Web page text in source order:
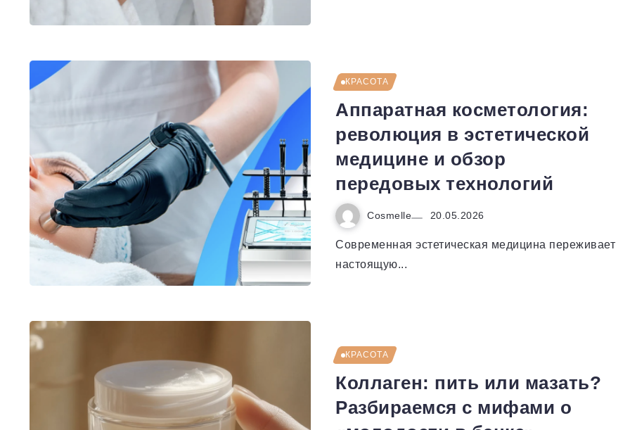
КРАСОТА
Аппаратная косметология:
революция в эстетической
медицине и обзор
передовых технологий
Cosmelle 20.05.2026
Современная эстетическая медицина переживает
настоящую...
КРАСОТА
Коллаген: пить или мазать?
Разбираемся с мифами о